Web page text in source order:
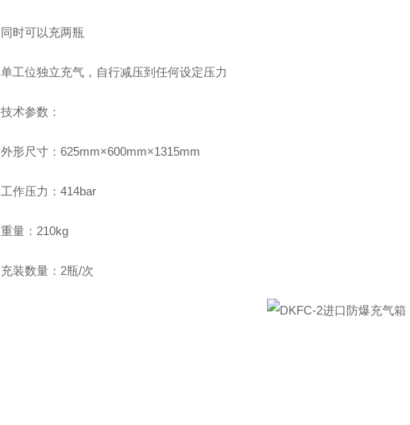
同时可以充两瓶
单工位独立充气，自行减压到任何设定压力
技术参数：
外形尺寸：625mm×600mm×1315mm
工作压力：414bar
重量：210kg
充装数量：2瓶/次